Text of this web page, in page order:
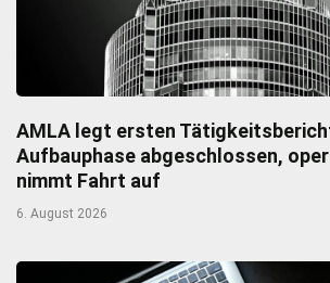
AMLA legt ersten
Aufbauphase abgeschlossen,
nimmt Fahrt auf
6. August 2026